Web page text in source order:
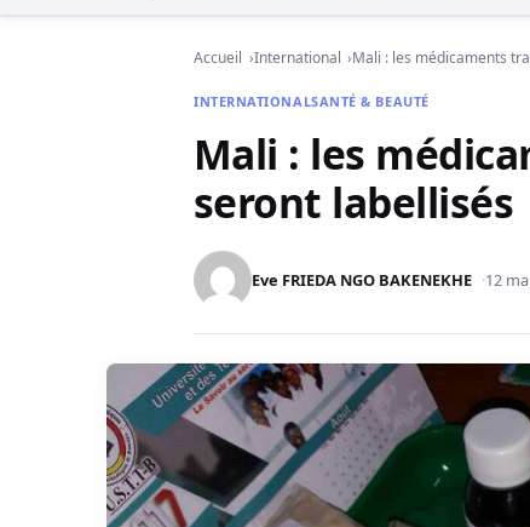
Accueil International Mali : les médicaments
INTERNATIONALSANTÉ & BEAUTÉ
Mali : les
seront labellisés
Eve FRIEDA NGO BAKENEKHE 12